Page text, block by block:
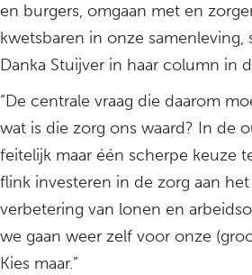
en burgers, omgaan met en
kwetsbaren in onze samenleving,
Danka Stuijver in haar column in
“De centrale vraag die daarom
wat is die zorg ons waard? In de
feitelijk maar één scherpe keuze
flink investeren in de zorg aan
verbetering van lonen en
we gaan weer zelf voor onze
Kies maar.”